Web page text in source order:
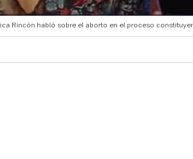
Rincón habló sobre el aborto en el proceso